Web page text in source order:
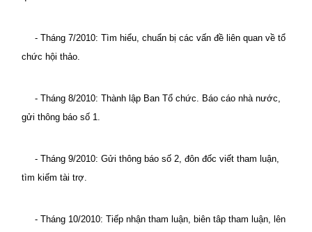
- Tháng 7/2010: Tìm hiểu, chuẩn bị các vấn đề liên quan về tổ
chức hội thảo.
- Tháng 8/2010: Thành lập Ban Tổ chức. Báo cáo nhà nước,
gửi thông báo số 1.
- Tháng 9/2010: Gửi thông báo số 2, đôn đốc viết tham luận,
tìm kiếm tài trợ.
- Tháng 10/2010: Tiếp nhận tham luận, biên tâp tham luận, lên